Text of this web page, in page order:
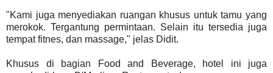
"Kami juga menyediakan ruangan khusus untuk tamu yang
merokok. Tergantung permintaan. Selain itu tersedia juga
tempat fitnes, dan massage," jelas Didit.
Khusus di bagian Food and Beverage, hotel ini juga